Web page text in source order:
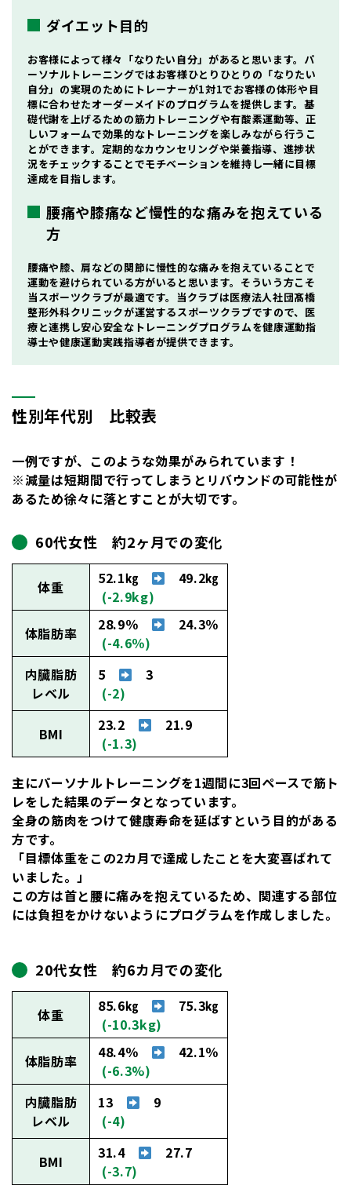
ダイエット目的
お客様によって様々「なりたい自分」があると思います。パ
ーソナルトレーニングではお客様ひとりひとりの「なりたい
自分」の実現のためにトレーナーが1対1でお客様の体形や目
標に合わせたオーダーメイドのプログラムを提供します。基
礎代謝を上げるための筋力トレーニングや有酸素運動等、正
しいフォームで効果的なトレーニングを楽しみながら行うこ
とができます。定期的なカウンセリングや栄養指導、進捗状
況をチェックすることでモチベーションを維持し一緒に目標
達成を目指します。
腰痛や膝痛など慢性的な痛みを抱えている
方
腰痛や膝、肩などの関節に慢性的な痛みを抱えていることで
運動を避けられている方がいると思います。そういう方こそ
当スポーツクラブが最適です。当クラブは医療法人社団髙橋
整形外科クリニックが運営するスポーツクラブですので、医
療と連携し安心安全なトレーニングプログラムを健康運動指
導士や健康運動実践指導者が提供できます。
性別年代別 比較表
一例ですが、このような効果がみられています！
※減量は短期間で行ってしまうとリバウンドの可能性が
あるため徐々に落とすことが大切です。
60代女性 約2ヶ月での変化
体重 52.1㎏
49.2㎏
(-2.9kg)
体脂肪率
28.9％
24.3％
(-4.6％)
内臓脂肪
レベル
5
3
(-2)
BMI 23.2
21.9
(-1.3)
主にパーソナルトレーニングを1週間に3回ペースで筋ト
レをした結果のデータとなっています。
全身の筋肉をつけて健康寿命を延ばすという目的がある
方です。
「目標体重をこの2カ月で達成したことを大変喜ばれて
いました。」
この方は首と腰に痛みを抱えているため、関連する部位
には負担をかけないようにプログラムを作成しました。
20代女性 約6カ月での変化
体重 85.6㎏
75.3㎏
(-10.3kg)
体脂肪率
48.4％
42.1％
(-6.3%)
内臓脂肪
レベル
13
9
(-4)
BMI 31.4
27.7
(-3.7)